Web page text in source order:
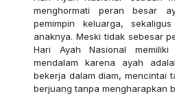
menghormati peran besar
pemimpin keluarga,
anaknya. Meski tidak sebesar
Hari Ayah Nasional
mendalam karena ayah
bekerja dalam diam, mencintai
berjuang tanpa mengharapkan